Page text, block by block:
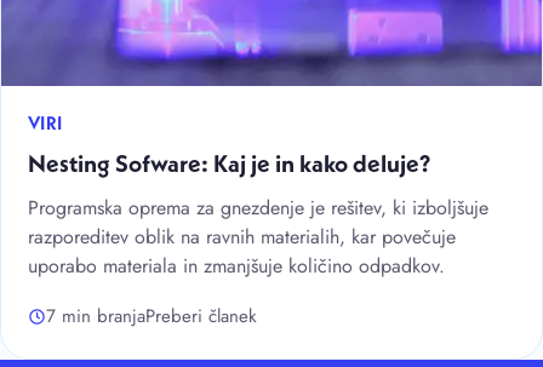
VIRI
Nesting Sofware: Kaj je in kako deluje?
Programska oprema za gnezdenje je rešitev, ki izboljšuje
razporeditev oblik na ravnih materialih, kar povečuje
uporabo materiala in zmanjšuje količino odpadkov.
7 min branjaPreberi članek